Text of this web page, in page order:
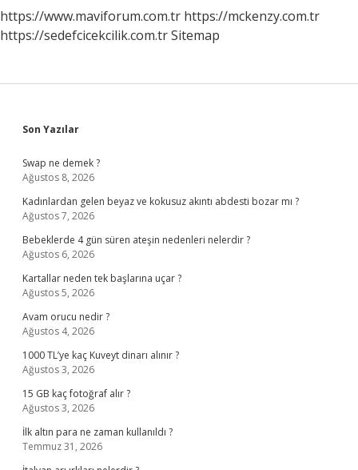
https://www.maviforum.com.tr https://mckenzy.com.tr
https://sedefcicekcilik.com.trSitemap
Sidebar
Son Yazılar
Swap ne demek ?
Ağustos 8, 2026
Kadınlardan gelen beyaz ve kokusuz akıntı abdesti bozar mı ?
Ağustos 7, 2026
Bebeklerde 4 gün süren ateşin nedenleri nelerdir ?
Ağustos 6, 2026
Kartallar neden tek başlarına uçar ?
Ağustos 5, 2026
Avam orucu nedir ?
Ağustos 4, 2026
1000 TL’ye kaç Kuveyt dinarı alınır ?
Ağustos 3, 2026
15 GB kaç fotoğraf alır ?
Ağustos 3, 2026
İlk altın para ne zaman kullanıldı ?
Temmuz 31, 2026